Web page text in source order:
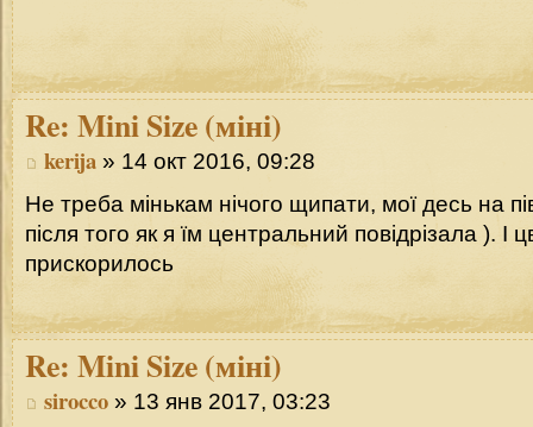
Re: Mini Size (міні)
kerija » 14 окт 2016, 09:28
Не треба мінькам нічого щипати, мої десь на
після того як я їм центральний повідрізала ). І
прискорилось
Re: Mini Size (міні)
sirocco » 13 янв 2017, 03:23